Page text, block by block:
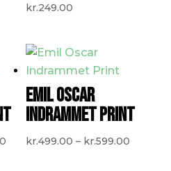
kr.249.00
Prisinterval:
EMIL OSCAR
INDRAMMET PRINT
kr.499.00 – kr.599.00